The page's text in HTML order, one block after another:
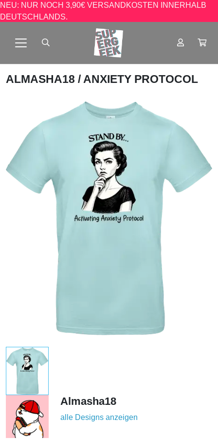
NEU: NUR NOCH 3,90€ VERSANDKOSTEN INNERHALB
DEUTSCHLANDS.
ALMASHA18 / ANXIETY PROTOCOL
Almasha18
alle Designs anzeigen